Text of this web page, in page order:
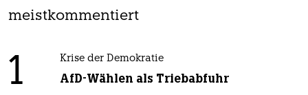
meistkommentiert
1 Krise der Demokratie
AfD-Wählen als Triebabfuhr